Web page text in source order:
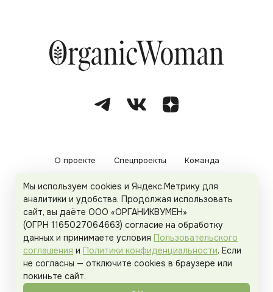
О проекте Спецпроекты Команда
Рекламодателям Политика конфиденциальности
Пользовательское соглашение
Organicwoman.ru . Все права защищены.
Мы используем cookies и Яндекс.Метрику для
аналитики и удобства. Продолжая использовать
сайт, вы даёте ООО «ОРГАНИКВУМЕН»
(ОГРН 1165027064663) согласие на обработку
данных и принимаете условия Пользовательского
соглашения и Политики конфиденциальности. Если
не согласны — отключите cookies в браузере или
покиньте сайт.